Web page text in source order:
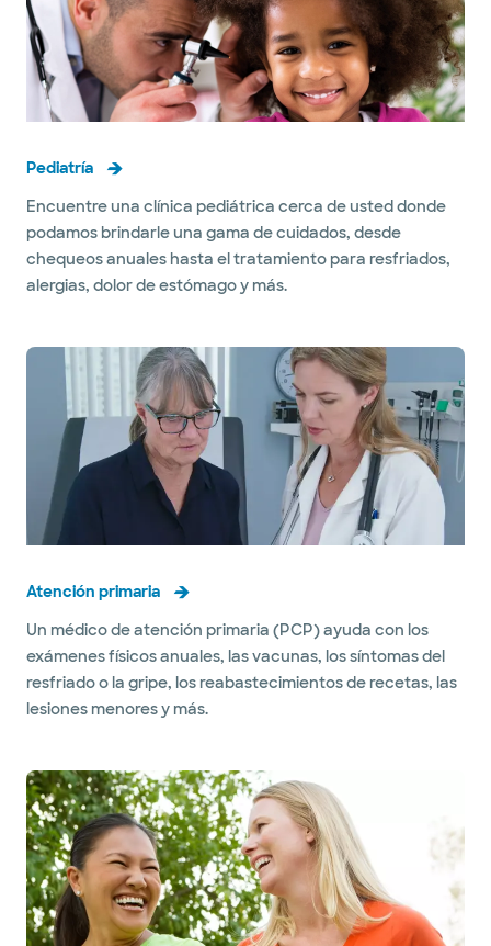
Pediatría
Encuentre una clínica pediátrica cerca de usted donde
podamos brindarle una gama de cuidados, desde
chequeos anuales hasta el tratamiento para resfriados,
alergias, dolor de estómago y más.
Atención primaria
Un médico de atención primaria (PCP) ayuda con los
exámenes físicos anuales, las vacunas, los síntomas del
resfriado o la gripe, los reabastecimientos de recetas, las
lesiones menores y más.